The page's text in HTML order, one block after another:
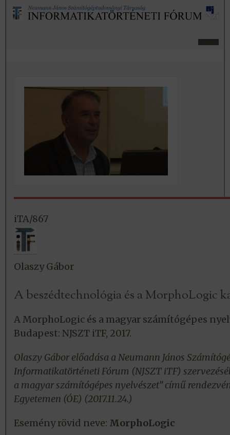
iTA/867
Olaszy Gábor
A beszédtechnológia és a MorphoLogic
A MorphoLogic és a magyar számítógépes
Budapest: NJSZT iTF, 2017.
Olaszy Gábor előadása a Neumann János
Informatikatörténeti Fórum (NJSZT iTF)
a magyar számítógépes nyelvészet” című
Egyetemen (ÓE) (2017.11.24.)
Esemény rövid neve: MorphoLogic